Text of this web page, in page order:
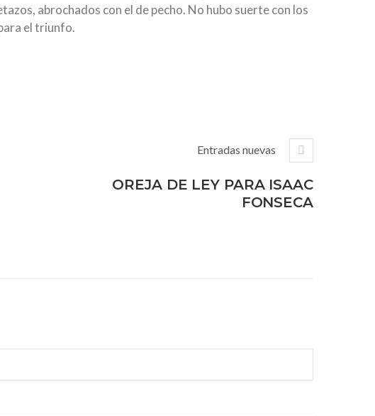
abrochados con el de pecho. No hubo suerte con los
el triunfo.
Entradas nuevas
OREJA DE LEY PARA ISAAC
FONSECA